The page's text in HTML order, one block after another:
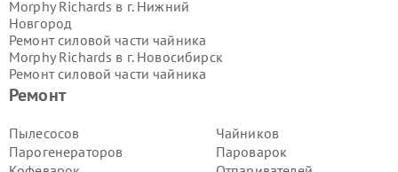
Ремонт
Пылесосов
Парогенераторов
Чайников
Пароварок
Morphy Richards в г. Нижний
Новгород
Ремонт силовой части чайника
Morphy Richards в г. Новосибирск
Ремонт силовой части чайника
Morphy Richards в г.
Ремонт силовой части чайника
Ремонт силовой части чайника
Morphy Richards в г.